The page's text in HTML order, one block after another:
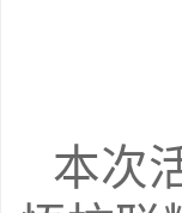
本次